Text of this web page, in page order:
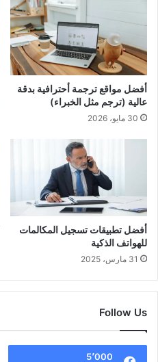
أفضل مواقع ترجمة أحترافية بدقة
عالية (ترجم مثل الخبراء)
30 مايو، 2026
أفضل تطبيقات تسجيل المكالمات
للهواتف الذكية
31 مارس، 2025
Follow Us
5٬000